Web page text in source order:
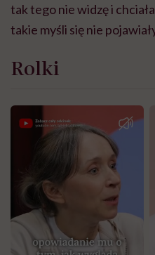
tak tego nie widzę i
takie myśli się nie
Rolki